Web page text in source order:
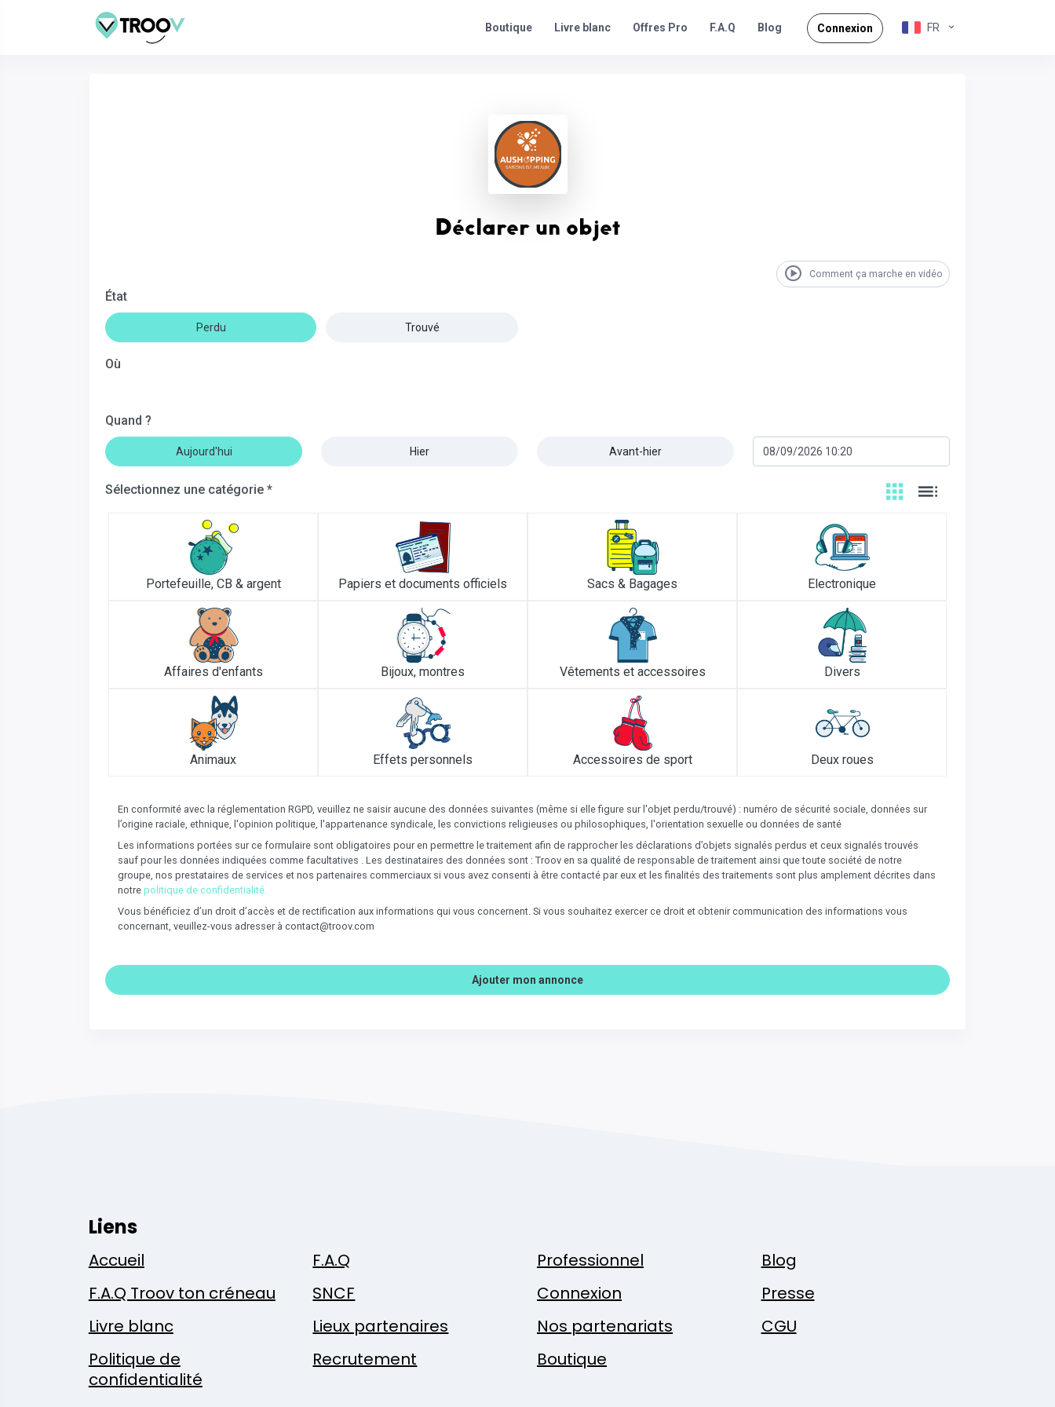
Boutique Livre blanc Offres Pro F.A.Q Blog Connexion FR
Déclarer un objet
Comment ça marche en vidéo
État
Perdu Trouvé
Où
Quand ?
Aujourd'hui Hier Avant-hier
Sélectionnez une catégorie *
Portefeuille, CB & argent Papiers et documents officiels Sacs & Bagages Electronique
Affaires d'enfants Bijoux, montres Vêtements et accessoires Divers
Animaux Effets personnels Accessoires de sport Deux roues
En conformité avec la réglementation RGPD, veuillez ne saisir aucune des données suivantes (même si elle figure sur l'objet perdu/trouvé) : numéro de sécurité sociale, données sur
l’origine raciale, ethnique, l'opinion politique, l'appartenance syndicale, les convictions religieuses ou philosophiques, l'orientation sexuelle ou données de santé
Les informations portées sur ce formulaire sont obligatoires pour en permettre le traitement afin de rapprocher les déclarations d’objets signalés perdus et ceux signalés trouvés
sauf pour les données indiquées comme facultatives . Les destinataires des données sont : Troov en sa qualité de responsable de traitement ainsi que toute société de notre
groupe, nos prestataires de services et nos partenaires commerciaux si vous avez consenti à être contacté par eux et les finalités des traitements sont plus amplement décrites dans
notre politique de confidentialité.
Vous bénéficiez d’un droit d’accès et de rectification aux informations qui vous concernent. Si vous souhaitez exercer ce droit et obtenir communication des informations vous
concernant, veuillez-vous adresser à contact@troov.com
Ajouter mon annonce
Liens
Accueil F.A.Q Professionnel
Blog
F.A.Q Troov ton créneau
SNCF Connexion
Presse
Livre blanc
Lieux partenaires Nos partenariats
CGU
Politique de
confidentialité
Recrutement Boutique